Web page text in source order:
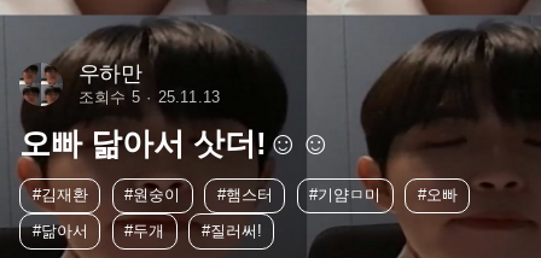
우하만
조회수 5 25.11.13
오빠 닮아서 삿더!☺️☺️
#김재환 #원숭이 #햄스터 #기얌ㅁ미
#오빠
#닮아서
#두개 #질러써!